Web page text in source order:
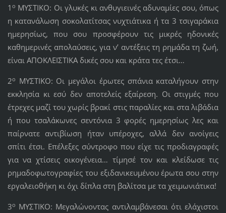
1 ο ΜΥΣΤΙΚΟ: Οι γλυκές κι ανθυγιεινές αδυναμίες σου, όπως
η κατανάλωση σοκολατίτσας νυχτιάτικα ή τα 3 τσιγαράκια
ημερησίως, που σου προσφέρουν τις μικρές ηδονικές
καθημερινές απολαύσεις, για ν’ αντέξεις τη ρημάδα τη ζωή,
είναι ΑΠΟΚΛΕΙΣΤΙΚΑ δικές σου και κράτα τες έτσι…
2ο ΜΥΣΤΙΚΟ: Οι μεγάλοι έρωτες σπάνια καταλήγουν στην
εκκλησία κι εσύ δεν αποτελείς εξαίρεση. Οι στιγμές που
έτρεχες μαζί του χωρίς βρακί στις παραλίες και στα λιβάδια
ή που τσαλάκωνες σεντόνια 3 φορές ημερησίως λες και
παίρνατε αντιβίωση ήταν υπέροχες, αλλά δεν ανοίγεις
σπίτι έτσι. Επέλεξες σύντροφο που είχε τις προδιαγραφές
για να χτίσεις οικογένεια… τίμησέ τον και κλείδωσε τις
ρημαδοφωτογραφίες του εξιδανικευμένου έρωτα σου στην
εργαλειοθήκη κι όχι δίπλα στη βαλίτσα με τα χειμωνιάτικα!
3ο ΜΥΣΤΙΚΟ: Μεγαλώνοντας αντιλαμβάνεσαι ότι ελάχιστοι